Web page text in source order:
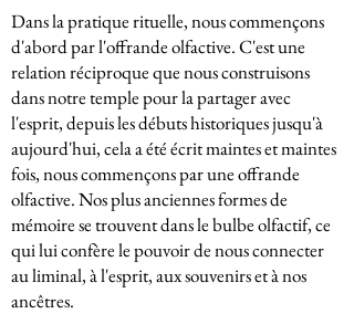
Dans la pratique rituelle, nous commençons
d'abord par l'offrande olfactive. C'est une
relation réciproque que nous construisons
dans notre temple pour la partager avec
l'esprit, depuis les débuts historiques jusqu'à
aujourd'hui, cela a été écrit maintes et maintes
fois, nous commençons par une offrande
olfactive. Nos plus anciennes formes de
mémoire se trouvent dans le bulbe olfactif, ce
qui lui confère le pouvoir de nous connecter
au liminal, à l'esprit, aux souvenirs et à nos
ancêtres.